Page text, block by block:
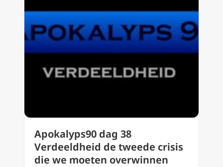
Apokalyps90 dag 38
Verdeeldheid de tweede crisis
die we moeten overwinnen